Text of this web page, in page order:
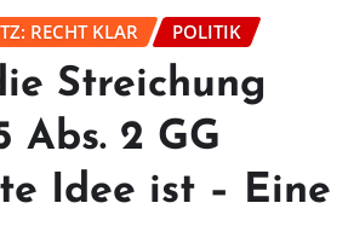
RECHT KLAR POLITIK
Streichung
Abs. 2 GG
Idee ist – Eine